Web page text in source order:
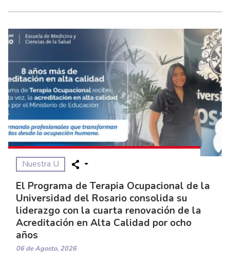
Nuestra U
El Programa de Terapia Ocupacional de la
Universidad del Rosario consolida su
liderazgo con la cuarta renovación de la
Acreditación en Alta Calidad por ocho
años
06 de Agosto, 2026